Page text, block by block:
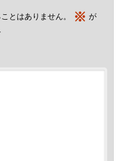
とはありません。 ※ が